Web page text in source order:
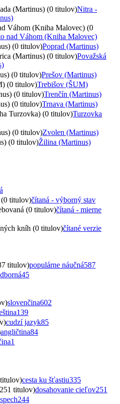
(Martinus) (0 titulov)Nitra -
Váhom (Kniha Malovec) (0
nad Váhom (Kniha Malovec)
(0 titulov)Poprad (Martinus)
(Martinus) (0 titulov)Považská
(0 titulov)Prešov (Martinus)
(0 titulov)Trebišov (ŠUM)
(0 titulov)Trenčín (Martinus)
(0 titulov)Trnava (Martinus)
Turzovka) (0 titulov)Turzovka
(0 titulov)Zvolen (Martinus)
(0 titulov)Žilina (Martinus)
(0 titulov)čítaná - výborný stav
(0 titulov)čítaná - mierne
kníh (0 titulov)čítané verzie
titulov)populárne náučná587
45
slovenčina602
139
cudzí jazyk85
angličtina84
1
cesta ku šťastiu335
titulov)dosahovanie cieľov251
244